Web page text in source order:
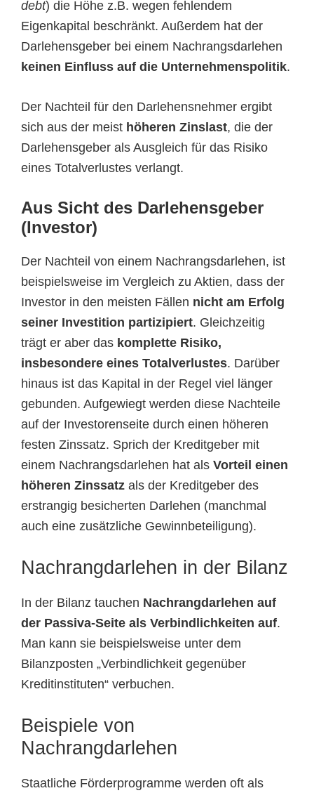
debt) die Höhe z.B. wegen fehlendem
Eigenkapital beschränkt. Außerdem hat der
Darlehensgeber bei einem Nachrangsdarlehen
keinen Einfluss auf die Unternehmenspolitik.
Der Nachteil für den Darlehensnehmer ergibt
sich aus der meist höheren Zinslast, die der
Darlehensgeber als Ausgleich für das Risiko
eines Totalverlustes verlangt.
Aus Sicht des Darlehensgeber
(Investor)
Der Nachteil von einem Nachrangsdarlehen, ist
beispielsweise im Vergleich zu Aktien, dass der
Investor in den meisten Fällen nicht am Erfolg
seiner Investition partizipiert. Gleichzeitig
trägt er aber das komplette Risiko,
insbesondere eines Totalverlustes. Darüber
hinaus ist das Kapital in der Regel viel länger
gebunden. Aufgewiegt werden diese Nachteile
auf der Investorenseite durch einen höheren
festen Zinssatz. Sprich der Kreditgeber mit
einem Nachrangsdarlehen hat als Vorteil einen
höheren Zinssatz als der Kreditgeber des
erstrangig besicherten Darlehen (manchmal
auch eine zusätzliche Gewinnbeteiligung).
Nachrangdarlehen in der Bilanz
In der Bilanz tauchen Nachrangdarlehen auf
der Passiva-Seite als Verbindlichkeiten auf.
Man kann sie beispielsweise unter dem
Bilanzposten „Verbindlichkeit gegenüber
Kreditinstituten“ verbuchen.
Beispiele von
Nachrangdarlehen
Staatliche Förderprogramme werden oft als